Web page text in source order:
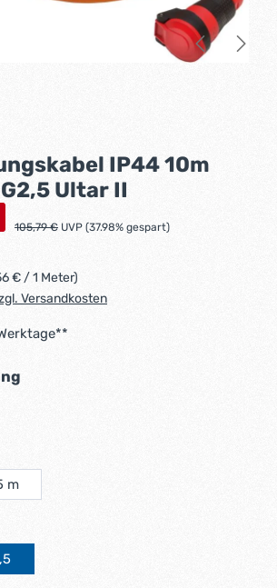
IP44 10m
Ultar II
Regulärer Preis:
105,79 € UVP (37.98% gespart)
€ / 1 Meter)
Versandkosten
m